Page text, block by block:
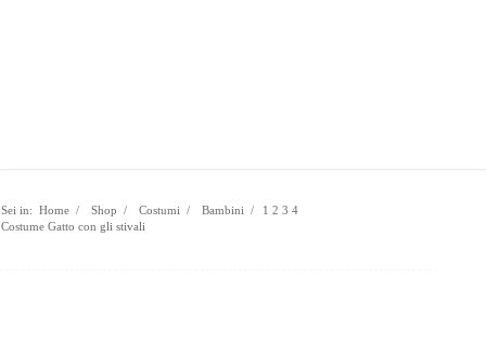
Sei in: Home 1
/ Shop 2
/ Costumi 3
/ Bambini 4
/
Costume Gatto con gli stivali